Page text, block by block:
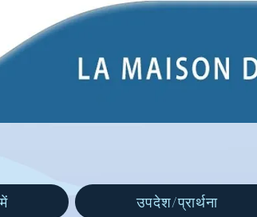
उपदेश/प्रार्थना